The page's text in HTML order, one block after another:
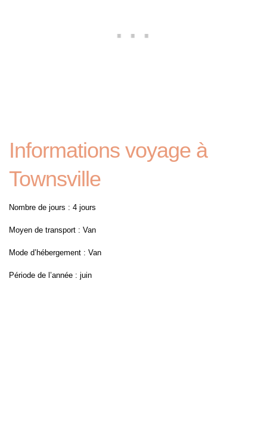
Informations voyage à
Townsville
Nombre de jours : 4 jours
Moyen de transport : Van
Mode d’hébergement : Van
Période de l’année : juin